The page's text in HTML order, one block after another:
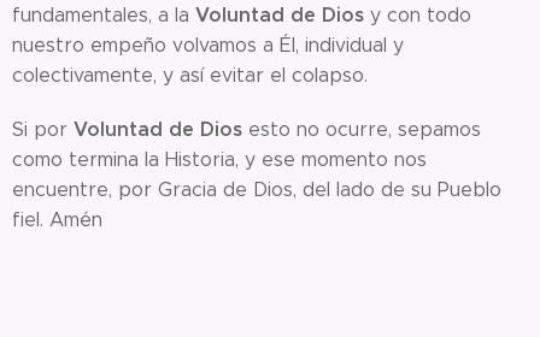
fundamentales, a la Voluntad de Dios y con todo
nuestro empeño volvamos a Él, individual y
colectivamente, y así evitar el colapso.
Si por Voluntad de Dios esto no ocurre, sepamos
como termina la Historia, y ese momento nos
encuentre, por Gracia de Dios, del lado de su Pueblo
fiel. Amén